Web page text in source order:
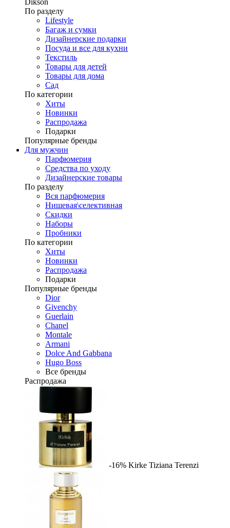
Dikson
По разделу
Lifestyle
Багаж и сумки
Дизайнерские подарки
Посуда и все для кухни
Текстиль
Товары для детей
Товары для дома
Сад
По категории
Хиты
Новинки
Распродажа
Подарки
Популярные бренды
Для мужчин
Парфюмерия
Средства по уходу
Дизайнерские товары
По разделу
Вся парфюмерия
Нишевая\селективная
Скидки
Наборы
Пробники
По категории
Хиты
Новинки
Распродажа
Подарки
Популярные бренды
Dior
Givenchy
Guerlain
Chanel
Montale
Armani
Dolce And Gabbana
Hugo Boss
Все бренды
Распродажа
-16% Kirke Tiziana Terenzi